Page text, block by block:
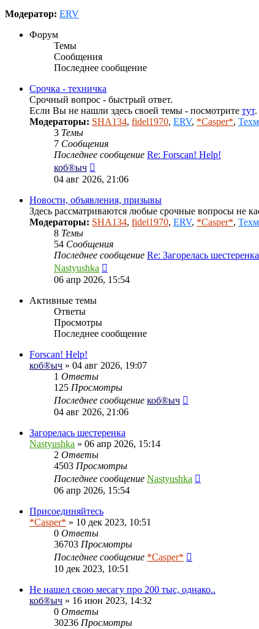
Модератор: ERV
Форум
Темы
Сообщения
Последнее сообщение
Срочка - техничка
Срочный вопрос - быстрый ответ.
Если Вы не нашли здесь своей темы - посмотрите тут.
Модераторы: SHA134, fidel1970, ERV, *Casper*,
3 Темы
7 Сообщения
Последнее сообщение Re: Forscan! Help!
коб®ыч
к
последнему
сообщению
04 авг 2026, 21:06
Новости, объявления, призывы
Здесь рассматриваются любые срочные вопросы не
Модераторы: SHA134, fidel1970, ERV, *Casper*,
8 Темы
54 Сообщения
Последнее сообщение Re: Загорелась шестеренка
Nastyushka
к
06 апр 2026, 15:54
Активные темы
Ответы
Просмотры
Последнее сообщение
Forscan! Help!
коб®ыч » 04 авг 2026, 19:07
1 Ответы
125 Просмотры
Последнее сообщение коб®ыч
04 авг 2026, 21:06
Загорелась шестеренка
Nastyushka » 06 апр 2026, 15:14
2 Ответы
4503 Просмотры
Последнее сообщение Nastyushka
06 апр 2026, 15:54
Присоединяйтесь
*Casper* » 10 дек 2023, 10:51
0 Ответы
36703 Просмотры
Последнее сообщение *Casper*
10 дек 2023, 10:51
Не нашел свою месагу про 200 тыс, однако..
коб®ыч » 16 июн 2023, 14:32
0 Ответы
30236 Просмотры